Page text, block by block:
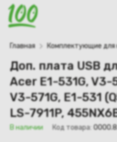
Главная Комплектующие для
Доп. плата USB
Acer E1-531G, V3-
V3-571G, E1-531
LS-7911P,
В наличии Код товара: